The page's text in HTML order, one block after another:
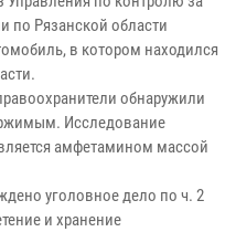
по Рязанской области
в котором находился
обнаружили
Исследование
амфетамином массой
уголовное дело по ч. 2
и хранение